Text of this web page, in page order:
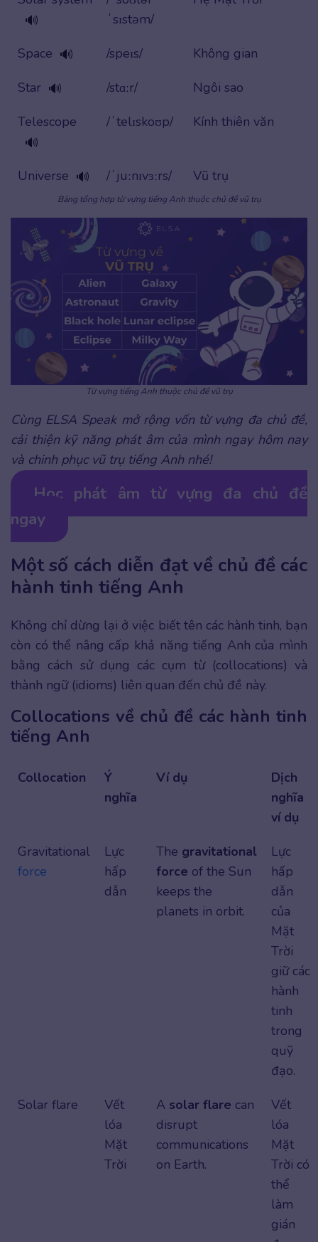
🔊
ˈsɪstəm/
Space 🔊 /speɪs/
Không gian
Star 🔊 /stɑːr/
Ngôi sao
Telescope
🔊
/ˈtelɪskoʊp/ Kính thiên văn
Universe 🔊 /ˈjuːnɪvɜːrs/ Vũ trụ
Bảng tổng hợp từ vựng tiếng Anh thuộc chủ đề vũ trụ
Từ vựng tiếng Anh thuộc chủ đề vũ trụ
Cùng ELSA Speak mở rộng vốn từ vựng đa chủ đề,
cải thiện kỹ năng phát âm của mình ngay hôm nay
và chinh phục vũ trụ tiếng Anh nhé!
Học phát âm từ vựng đa chủ đề
ngay
Một số cách diễn đạt về chủ đề các
hành tinh tiếng Anh
Không chỉ dừng lại ở việc biết tên các hành tinh, bạn
còn có thể nâng cấp khả năng tiếng Anh của mình
bằng cách sử dụng các cụm từ (collocations) và
thành ngữ (idioms) liên quan đến chủ đề này.
Collocations về chủ đề các hành tinh
tiếng Anh
Collocation
Ý
nghĩa
Ví dụ
Dịch
nghĩa
ví dụ
Gravitational
force
Lực
hấp
dẫn
The gravitational
force of the Sun
keeps the
planets in orbit.
Lực
hấp
dẫn
của
Mặt
Trời
giữ các
hành
tinh
trong
quỹ
đạo.
Solar flare
Vết
lóa
Mặt
Trời
A solar flare can
disrupt
communications
on Earth.
Vết
lóa
Mặt
Trời có
thể
làm
gián